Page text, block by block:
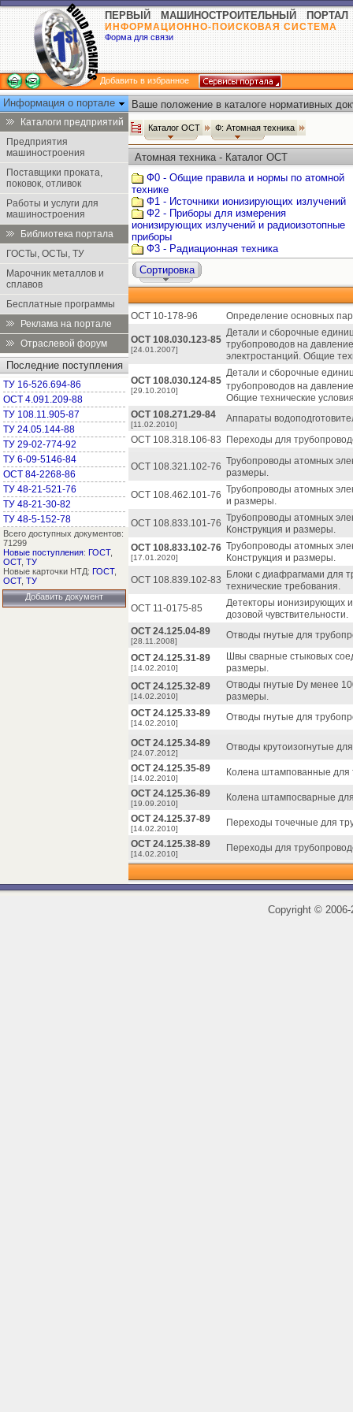
ПЕРВЫЙ МАШИНОСТРОИТЕЛЬНЫЙ ПОРТАЛ
ИНФОРМАЦИОННО-ПОИСКОВАЯ СИСТЕМА
Форма для связи
Добавить в избранное
Информация о портале
Каталоги предприятий
Предприятия
машиностроения
Поставщики проката,
поковок, отливок
Работы и услуги для
машиностроения
Библиотека портала
ГОСТы, ОСТы, ТУ
Марочник металлов и
сплавов
Бесплатные программы
Реклама на портале
Отраслевой форум
Последние поступления
ТУ 16-526.694-86
ОСТ 4.091.209-88
ТУ 108.11.905-87
ТУ 24.05.144-88
ТУ 29-02-774-92
ТУ 6-09-5146-84
ОСТ 84-2268-86
ТУ 48-21-521-76
ТУ 48-21-30-82
ТУ 48-5-152-78
Всего доступных документов:
71299
Новые поступления: ГОСТ,
ОСТ, ТУ
Новые карточки НТД: ГОСТ,
ОСТ, ТУ
Добавить документ
Ваше положение в каталоге нормативных
Каталог ОСТ Ф: Атомная техника
Атомная техника - Каталог ОСТ
Ф0 - Общие правила и нормы по атомной
технике
Ф1 - Источники ионизирующих излучений
Ф2 - Приборы для измерения
ионизирующих излучений и радиоизотопные
приборы
Ф3 - Радиационная техника
Сортировка
ОСТ 10-178-96 Определение основных
ОСТ 108.030.123-85
[24.01.2007]
Детали и сборочные
трубопроводов на
электростанций. Общие
ОСТ 108.030.124-85
[29.10.2010]
Детали и сборочные
трубопроводов на
Общие технические
ОСТ 108.271.29-84
[11.02.2010]
Аппараты
ОСТ 108.318.106-83
Переходы для
ОСТ 108.321.102-76 Трубопроводы атомных
размеры.
ОСТ 108.462.101-76 Трубопроводы атомных
и размеры.
ОСТ 108.833.101-76 Трубопроводы атомных
Конструкция и размеры.
ОСТ 108.833.102-76
[17.01.2020]
Трубопроводы атомных
Конструкция и размеры.
ОСТ 108.839.102-83
Блоки с диафрагмами для
технические требования.
ОСТ 11-0175-85
Детекторы ионизирующих
дозовой чувствительности.
ОСТ 24.125.04-89
[28.11.2008]
Отводы гнутые для
ОСТ 24.125.31-89
[14.02.2010]
Швы сварные стыковых
размеры.
ОСТ 24.125.32-89
[14.02.2010]
Отводы гнутые Dу менее
размеры.
ОСТ 24.125.33-89
[14.02.2010]
Отводы гнутые для
ОСТ 24.125.34-89
[24.07.2012]
Отводы крутоизогнутые
ОСТ 24.125.35-89
[14.02.2010]
Колена штампованные для
ОСТ 24.125.36-89
[19.09.2010]
Колена штампосварные
ОСТ 24.125.37-89
[14.02.2010]
Переходы точечные для
ОСТ 24.125.38-89
[14.02.2010]
Переходы для
Copyright ©